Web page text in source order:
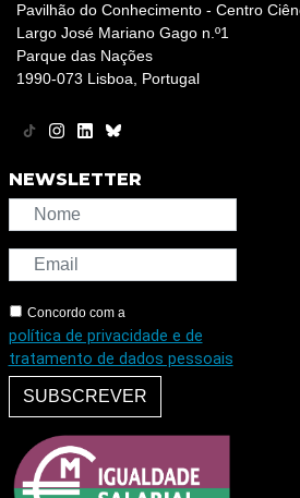
Pavilhão do Conhecimento - Centro
Largo José Mariano Gago n.º1
Parque das Nações
1990-073 Lisboa, Portugal
NEWSLETTER
Concordo com a
política de privacidade e de
tratamento de dados pessoais
SUBSCREVER